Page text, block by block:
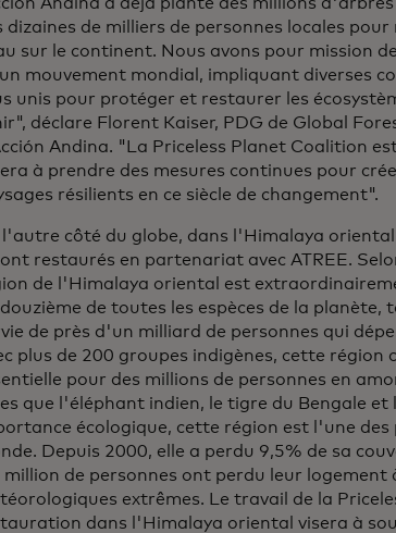
dizaines de milliers de personnes locales
sur le continent. Nous avons pour mission
mouvement mondial, impliquant diverses
unis pour protéger et restaurer les
déclare Florent Kaiser, PDG de Global
Andina. "La Priceless Planet Coalition
à prendre des mesures continues pour
résilients en ce siècle de changement".
l'autre côté du globe, dans l'Himalaya
restaurés en partenariat avec ATREE.
de l'Himalaya oriental est
de toutes les espèces de la
de près d'un milliard de personnes qui
plus de 200 groupes indigènes, cette région
pour des millions de personnes en
que l'éléphant indien, le tigre du Bengale et
écologique, cette région est l'une des
Depuis 2000, elle a perdu 9,5% de sa
million de personnes ont perdu leur logement
extrêmes. Le travail de la
dans l'Himalaya oriental visera à